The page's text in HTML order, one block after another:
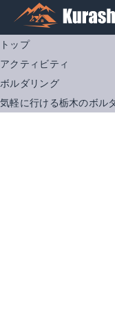
トップ
アクティビティ
ボルダリング
気軽に行ける栃木のボル